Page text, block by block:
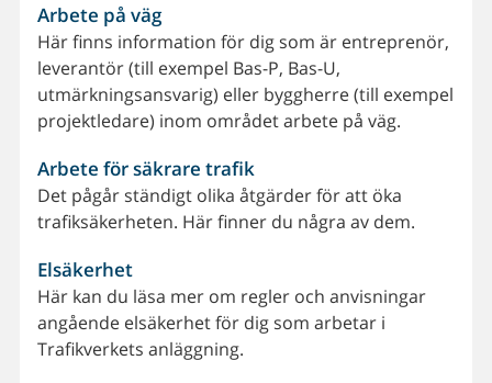
Arbete på väg
Här finns information för dig som är entreprenör,
leverantör (till exempel Bas-P, Bas-U,
utmärkningsansvarig) eller byggherre (till exempel
projektledare) inom området arbete på väg.
Arbete för säkrare trafik
Det pågår ständigt olika åtgärder för att öka
trafiksäkerheten. Här finner du några av dem.
Elsäkerhet
Här kan du läsa mer om regler och anvisningar
angående elsäkerhet för dig som arbetar i
Trafikverkets anläggning.